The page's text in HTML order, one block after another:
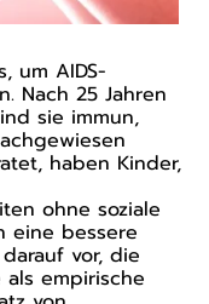
um AIDS-
Nach 25 Jahren
sie immun,
haben Kinder,
ohne soziale
eine bessere
vor, die
empirische